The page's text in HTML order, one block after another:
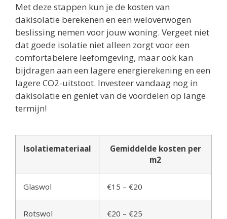
Met deze stappen kun je de kosten van
dakisolatie berekenen en een weloverwogen
beslissing nemen voor jouw woning. Vergeet niet
dat goede isolatie niet alleen zorgt voor een
comfortabelere leefomgeving, maar ook kan
bijdragen aan een lagere energierekening en een
lagere CO2-uitstoot. Investeer vandaag nog in
dakisolatie en geniet van de voordelen op lange
termijn!
Isolatiemateriaal
Gemiddelde kosten per
m2
Glaswol €15 – €20
Rotswol €20 – €25